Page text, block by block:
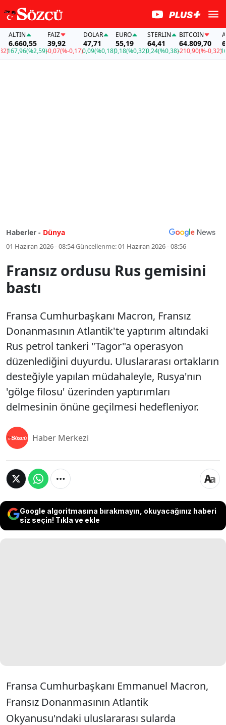
ALTIN
6.660,55
167,96(%2,59)
FAİZ
39,92
-0,07(%-0,17)
DOLAR
47,71
0,09(%0,18)
EURO
55,19
0,18(%0,32)
STERLIN
64,41
0,24(%0,38)
BITCOIN
64.809,70
-210,90(%-0,32)
Haberler - Dünya
01 Haziran 2026 - 08:54Güncellenme:01 Haziran 2026 - 08:56
Fransız ordusu Rus gemisini
bastı
Fransa Cumhurbaşkanı Macron, Fransız
Donanmasının Atlantik'te yaptırım altındaki
Rus petrol tankeri "Tagor"a operasyon
düzenlediğini duyurdu. Uluslararası ortakların
desteğiyle yapılan müdahaleyle, Rusya'nın
'gölge filosu' üzerinden yaptırımları
delmesinin önüne geçilmesi hedefleniyor.
Haber Merkezi
Google algoritmasına bırakmayın, okuyacağınız haberi
siz seçin! Tıkla ve ekle
Fransa Cumhurbaşkanı Emmanuel Macron,
Fransız Donanmasının Atlantik
Okyanusu'ndaki uluslararası sularda